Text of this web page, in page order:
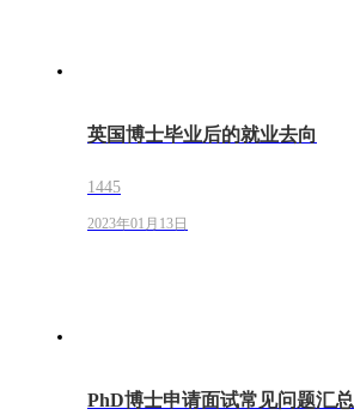
英国博士毕业后的就业去向
1445
2023年01月13日
PhD博士申请面试常见问题汇总